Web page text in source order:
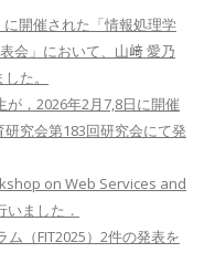
開催された「情報処理学
会」において、山﨑 愛乃
た。
，2026年2月7,8日に開催
究会第183回研究会にて発
on Web Services and
ました．
（FIT2025）2件の発表を